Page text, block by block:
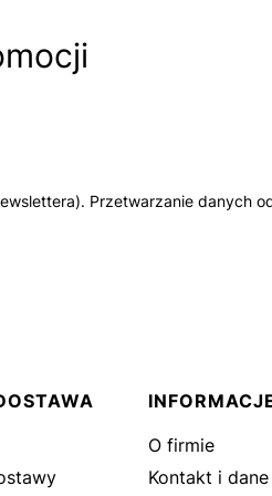
Przetwarzanie danych
O firmie
Kontakt i